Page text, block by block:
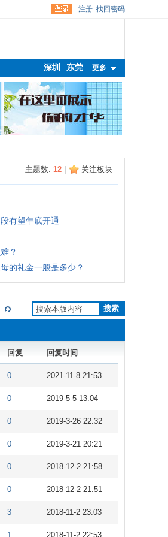
注册 找回密码
深圳 东莞 更多
主题数: 12 关注板块
有望年底开通
？
的礼金一般是多少？
搜索
回复 回复时间
0 2021-11-8 21:53
0 2019-5-5 13:04
0 2019-3-26 22:32
0 2019-3-21 20:21
0 2018-12-2 21:58
0 2018-12-2 21:51
3 2018-11-2 23:03
1 2018-11-2 22:53